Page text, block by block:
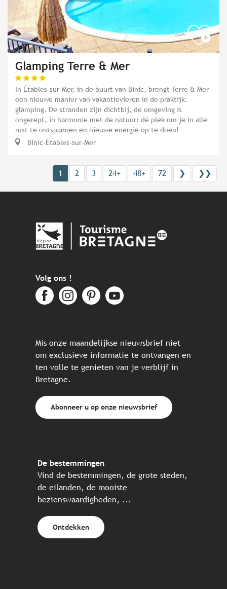
Glamping Terre & Mer
In Étables-sur-Mer, in de buurt van Binic, brengt Terre & Mer
een nieuwe manier van vakantievieren in de praktijk:
glamping. De stranden zijn dichtbij, de omgeving is
ongerept, in harmonie met de natuur: dé plek om je in alle
rust te ontspannen en nieuwe energie op te doen!
Binic-Étables-sur-Mer
1 2 3 24+ 48+ 72 ❯ ❯❯
Volg ons !
Mis onze maandelijkse nieuwsbrief niet
om exclusieve informatie te ontvangen en
ten volle te genieten van je verblijf in
Bretagne.
Abonneer u op onze nieuwsbrief
De bestemmingen
Vind de bestemmingen, de grote steden,
de eilanden, de mooiste
bezienswaardigheden, ...
Ontdekken